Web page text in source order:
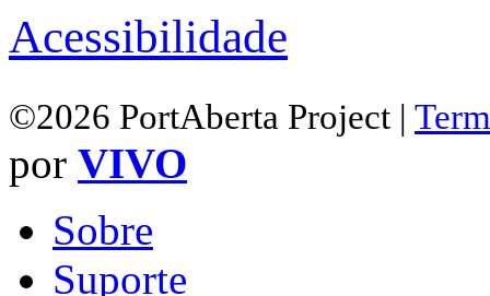
Acessibilidade
©2026 PortAberta Project |
por VIVO
Sobre
Suporte